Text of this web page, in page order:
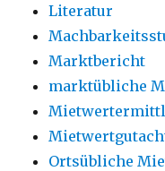
Literatur
Marktbericht
marktübliche
Ortsübliche